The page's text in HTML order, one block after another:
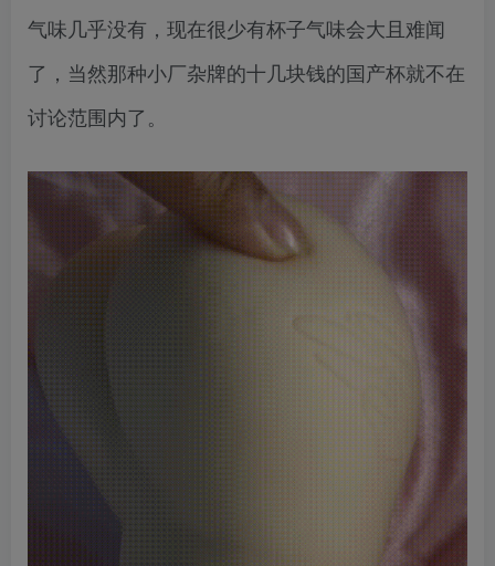
气味几乎没有，现在很少有杯子气味会大且难闻
了，当然那种小厂杂牌的十几块钱的国产杯就不在
讨论范围内了。